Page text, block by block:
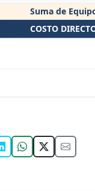
Suma de
COSTO